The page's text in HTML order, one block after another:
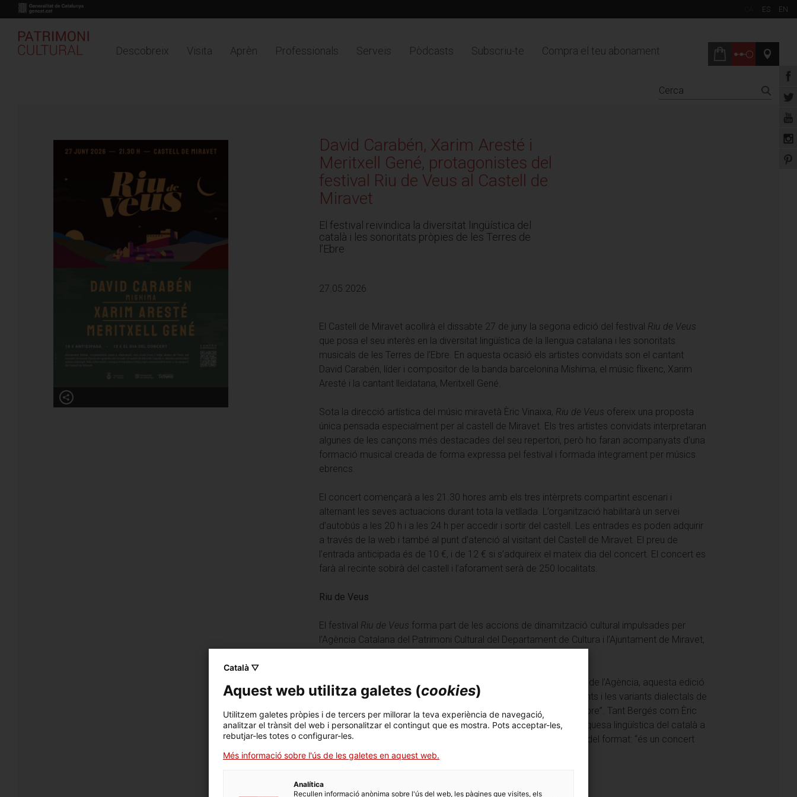
CA ES EN
Descobreix Visita Aprèn Professionals Serveis Pòdcasts Subscriu-te Compra el teu abonament
Buy online
TimelineMapa
David Carabén, Xarim Aresté i
Meritxell Gené, protagonistes del
festival Riu de Veus al Castell de
Miravet
El festival reivindica la diversitat lingüística del
català i les sonoritats pròpies de les Terres de
l’Ebre
27.05.2026
El Castell de Miravet acollirà el dissabte 27 de juny la segona edició del festival Riu de Veus
que posa el seu interès en la diversitat lingüística de la llengua catalana i les sonoritats
musicals de les Terres de l’Ebre. En aquesta ocasió els artistes convidats son el cantant
David Carabén, líder i compositor de la banda barcelonina Mishima, el músic flixenc, Xarim
Aresté i la cantant lleidatana, Meritxell Gené.
Sota la direcció artística del músic miravetà Èric Vinaixa, Riu de Veus ofereix una proposta
única pensada especialment per al castell de Miravet. Els tres artistes convidats interpretaran
algunes de les cançons més destacades del seu repertori, però ho faran acompanyats d’una
formació musical creada de forma expressa pel festival i formada íntegrament per músics
ebrencs.
El concert començarà a les 21.30 hores amb els tres intèrprets compartint escenari i
alternant les seves actuacions durant tota la vetllada. L’organització habilitarà un servei
d’autobús a les 20 h i a les 24 h per accedir i sortir del castell. Les entrades es poden adquirir
a través de la web i també al punt d’atenció al visitant del Castell de Miravet. El preu de
l’entrada anticipada és de 10 €, i de 12 € si s’adquireix el mateix dia del concert. El concert es
farà al recinte sobirà del castell i l’aforament serà de 250 localitats.
Riu de Veus
El festival Riu de Veus forma part de les accions de dinamització cultural impulsades per
l’Agència Catalana del Patrimoni Cultural del Departament de Cultura i l’Ajuntament de Miravet,
Segons Carme Bergés, cap de l’Àrea de Monuments i Jaciments de l’Agència, aquesta edició
“manté l’aposta per la qualitat artística i per fer dialogar els accents i les variants dialectals de
la nostra llengua amb les sonoritats musicals de les Terres de l’Ebre”. Tant Bergés com Èric
Vinaixa destaquen la voluntat de posar en valor la diversitat i la riquesa lingüística del català a
través de la música. Vinaixa subratlla també el caràcter exclusiu del format: “és un concert
únic que només es podrà veure aquí”.
Castell de Miravet
Català ▽
Aquest web utilitza galetes (cookies)
Utilitzem galetes pròpies i de tercers per millorar la teva experiència de navegació,
analitzar el trànsit del web i personalitzar el contingut que es mostra. Pots acceptar-les,
rebutjar-les totes o configurar-les.
Més informació sobre l'ús de les galetes en aquest web.
Analítica
Recullen informació anònima sobre l'ús del web, les pàgines que visites, els